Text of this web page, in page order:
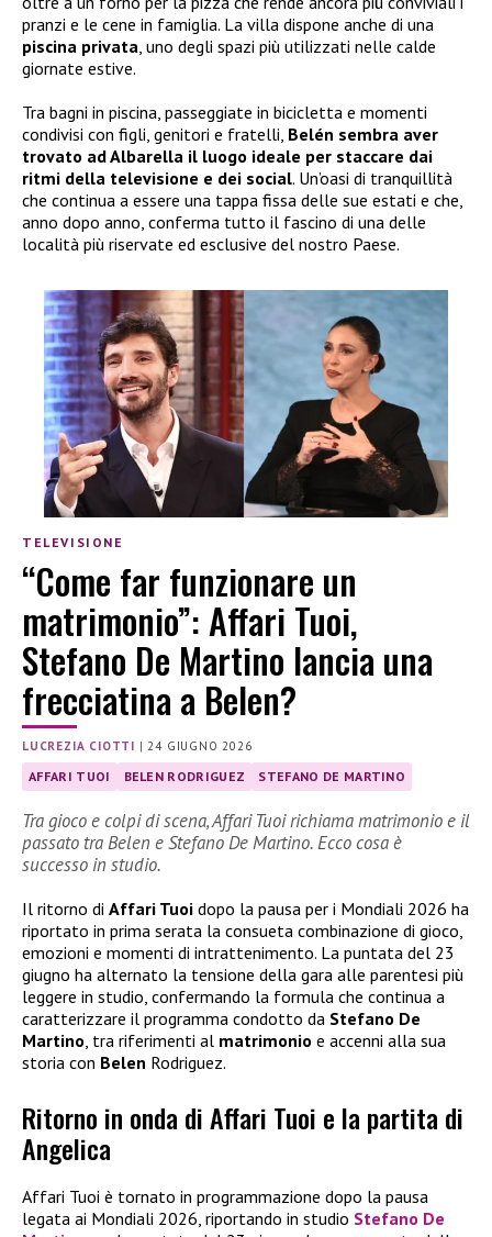
pranzi e le cene in famiglia. La villa dispone anche di una
piscina privata , uno degli spazi più utilizzati nelle calde
giornate estive.
Tra bagni in piscina, passeggiate in bicicletta e momenti
condivisi con figli, genitori e fratelli, Belén sembra aver
trovato ad Albarella il luogo ideale per staccare dai
ritmi della televisione e dei social. Un’oasi di tranquillità
che continua a essere una tappa fissa delle sue estati e che,
anno dopo anno, conferma tutto il fascino di una delle
località più riservate ed esclusive del nostro Paese.
TELEVISIONE
“Come far funzionare un
matrimonio”: Affari Tuoi,
Stefano De Martino lancia una
frecciatina a Belen?
LUCREZIA CIOTTI |24 GIUGNO 2026
AFFARI TUOI BELEN RODRIGUEZ STEFANO DE MARTINO
Tra gioco e colpi di scena, Affari Tuoi richiama matrimonio e il
passato tra Belen e Stefano De Martino. Ecco cosa è
successo in studio.
Il ritorno di Affari Tuoi dopo la pausa per i Mondiali 2026 ha
riportato in prima serata la consueta combinazione di gioco,
emozioni e momenti di intrattenimento. La puntata del 23
giugno ha alternato la tensione della gara alle parentesi più
leggere in studio, confermando la formula che continua a
caratterizzare il programma condotto da Stefano De
Martino , tra riferimenti al matrimonio e accenni alla sua
storia con Belen Rodriguez.
Ritorno in onda di Affari Tuoi e la partita di
Angelica
Affari Tuoi è tornato in programmazione dopo la pausa
legata ai Mondiali 2026, riportando in studio Stefano De